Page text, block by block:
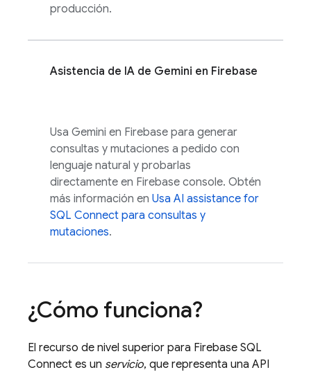
producción.
Asistencia de IA de Gemini en Firebase
Usa Gemini en Firebase para generar
consultas y mutaciones a pedido con
lenguaje natural y probarlas
directamente en Firebase console. Obtén
más información en Usa AI assistance for
SQL Connect para consultas y
mutaciones.
¿Cómo funciona?
El recurso de nivel superior para Firebase SQL
Connect es un servicio, que representa una API